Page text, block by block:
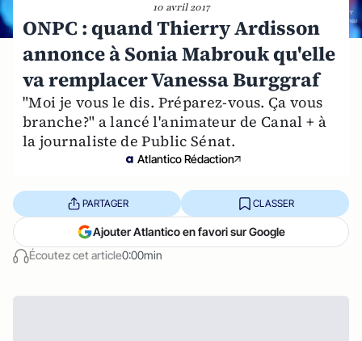
10 avril 2017
ONPC : quand Thierry Ardisson
annonce à Sonia Mabrouk qu'elle
va remplacer Vanessa Burggraf
"Moi je vous le dis. Préparez-vous. Ça vous
branche?" a lancé l'animateur de Canal + à
la journaliste de Public Sénat.
Atlantico Rédaction
Écoutez cet article0:00min
PARTAGER CLASSER
Ajouter Atlantico en favori sur Google